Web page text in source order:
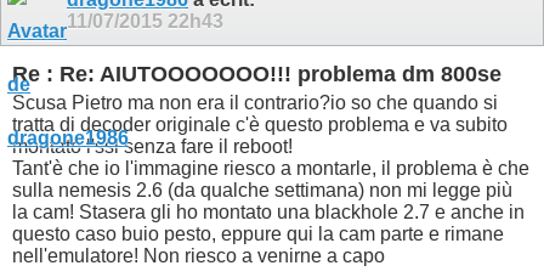
11/07/2015 22h43
Re : Re: AIUTOOOOOOO!!! problema dm 800se
Scusa Pietro ma non era il contrario?io so che quando si
tratta di decoder originale c'è questo problema e va subito
montato l'ssl senza fare il reboot!
Tant'è che io l'immagine riesco a montarle, il problema è che
sulla nemesis 2.6 (da qualche settimana) non mi legge più
la cam! Stasera gli ho montato una blackhole 2.7 e anche in
questo caso buio pesto, eppure qui la cam parte e rimane
nell'emulatore! Non riesco a venirne a capo